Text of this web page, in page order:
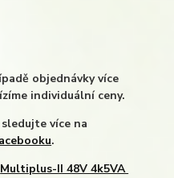
objednávky více
individuální ceny.
více na
.
Multiplus-II 48V 4k5VA